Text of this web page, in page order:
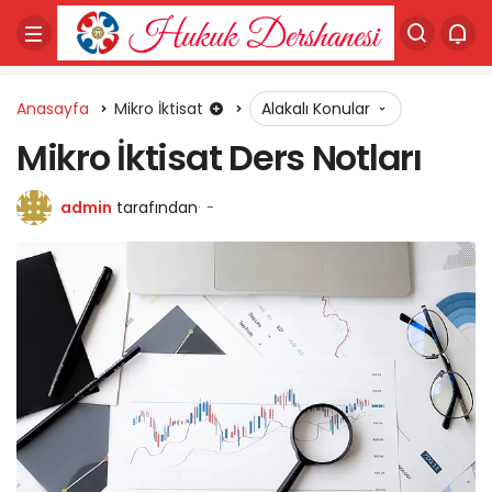
Anasayfa Mikro İktisat Alakalı Konular
Mikro İktisat Ders Notları
admin tarafından -